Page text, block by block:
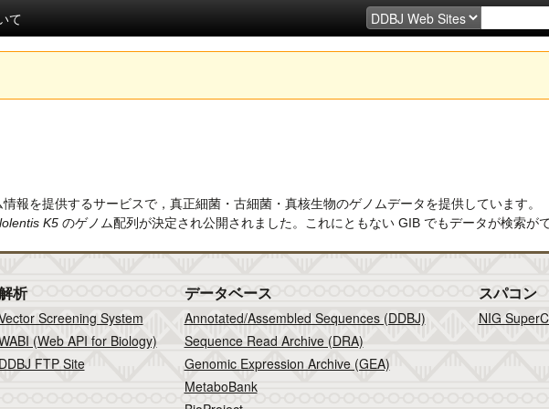
て
報を提供するサービスで，真正細菌・古細菌・真核生物のゲノムデータを提供しています。
K5 のゲノム配列が決定され公開されました。これにともない GIB でもデータが検索が
析
Screening System
(Web API for Biology)
DDBJ FTP Site
データベース
Annotated/Assembled Sequences (DDBJ)
Sequence Read Archive (DRA)
Genomic Expression Archive (GEA)
MetaboBank
スパコン
NIG